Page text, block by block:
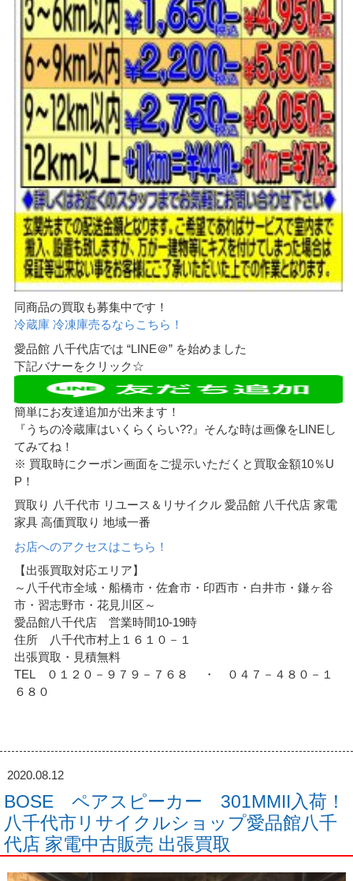
同商品の買取も募集中です！
冷蔵庫 冷凍庫売るならこちら！
愛品館 八千代店では “LINE＠” を始めました
下記バナーをクリック☆
簡単にお友達追加が出来ます！
『うちの冷蔵庫はいくらくらい??』そんな時は画像をLINEし
てみてね！
※ 買取時にクーポン画面をご提示いただくと買取金額10％U
P！
買取り 八千代市 リユース＆リサイクル 愛品館 八千代店 家電
家具 高価買取り 地域一番
お店へのアクセスはこちら！
【出張買取対応エリア】
～八千代市全域・船橋市・佐倉市・印西市・白井市・鎌ヶ谷
市・習志野市・花見川区～
愛品館八千代店 営業時間10-19時
住所 八千代市村上１６１０－１
出張買取・見積無料
TEL ０１２０－９７９－７６８ ・ ０４７－４８０－１
６８０
2020.08.12
BOSE ペアスピーカー 301MMII入荷！
八千代市リサイクルショップ愛品館八千
代店 家電中古販売 出張買取